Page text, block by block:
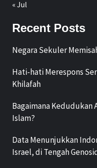
« Jul
Recent Posts
Negara Sekuler
Hati-hati Merespons
Khilafah
Bagaimana Kedudukan
Islam?
Data Menunjukkan
Israel, di Tengah